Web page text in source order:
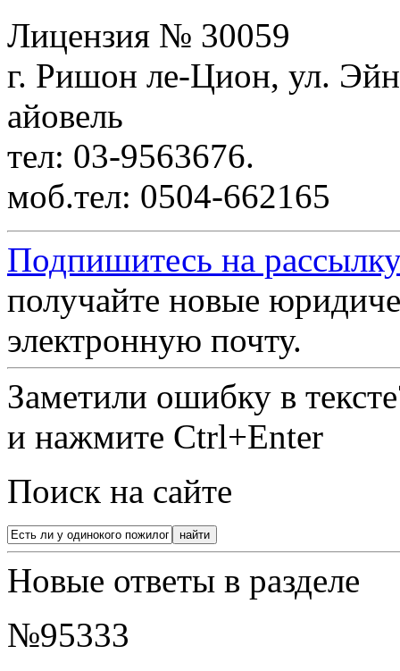
Лицензия № 30059
г. Ришон ле-Цион, ул.
айовель
тел: 03-9563676.
моб.тел: 0504-662165
Подпишитесь на
получайте новые
электронную почту.
Заметили ошибку в
и нажмите Ctrl+Enter
Поиск на сайте
Новые ответы в разделе
№95333